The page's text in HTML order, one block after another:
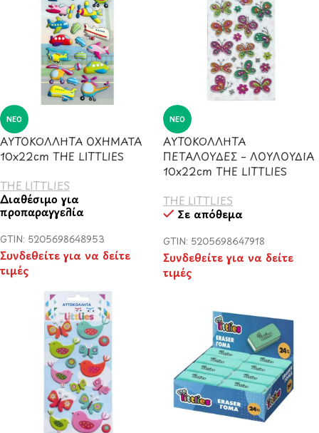
ΝΈΟ
ΑΥΤΟΚΟΛΛΗΤΑ ΟΧΗΜΑΤΑ
10x22cm THE LITTLIES
THE LITTLIES
Διαθέσιμο για
προπαραγγελία
GTIN: 5205698648953
Συνδεθείτε για να δείτε
τιμές
ΝΈΟ
ΑΥΤΟΚΟΛΛΗΤΑ
ΠΕΤΑΛΟΥΔΕΣ – ΛΟΥΛΟΥΔΙΑ
10x22cm THE LITTLIES
THE LITTLIES
Σε απόθεμα
GTIN: 5205698647918
Συνδεθείτε για να δείτε
τιμές